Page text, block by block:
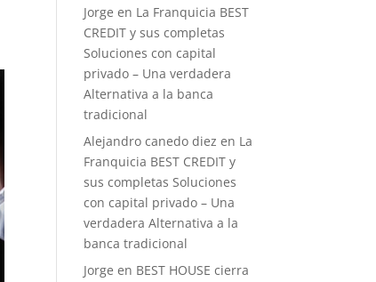
Jorge en La Franquicia BEST
CREDIT y sus completas
Soluciones con capital
privado – Una verdadera
Alternativa a la banca
tradicional
Alejandro canedo diez en La
Franquicia BEST CREDIT y
sus completas Soluciones
con capital privado – Una
verdadera Alternativa a la
banca tradicional
Jorge en BEST HOUSE cierra